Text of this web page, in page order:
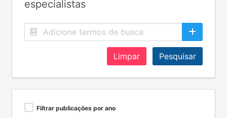
especialistas
Limpar Pesquisar
Filtrar publicações por ano